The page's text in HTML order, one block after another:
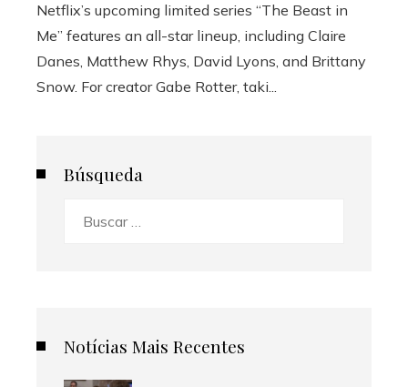
Netflix’s upcoming limited series “The Beast in
Me” features an all-star lineup, including Claire
Danes, Matthew Rhys, David Lyons, and Brittany
Snow. For creator Gabe Rotter, taki...
Búsqueda
Notícias Mais Recentes